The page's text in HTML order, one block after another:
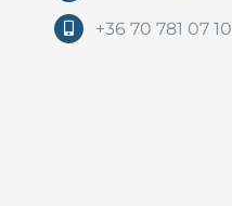
+36 70 781 07 10